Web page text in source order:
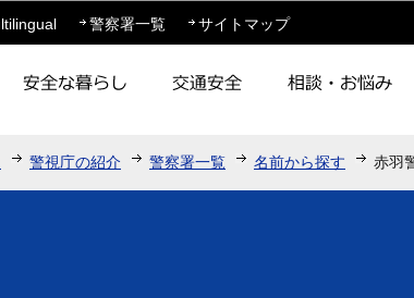
このページの本文へ移動
警察署一覧 サイトマップ
警視庁の紹介 警察署一覧 名前から探す 赤羽